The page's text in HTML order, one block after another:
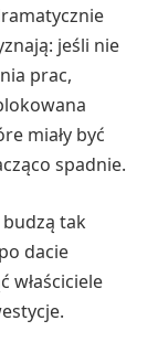
jeśli nie
prac,
miały być
spadnie.
tak
dacie
właściciele